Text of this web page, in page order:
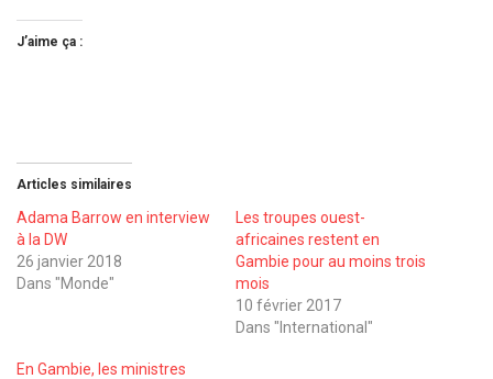
J’aime ça :
Articles similaires
Adama Barrow en interview
à la DW
26 janvier 2018
Dans "Monde"
Les troupes ouest-
africaines restent en
Gambie pour au moins trois
mois
10 février 2017
Dans "International"
En Gambie, les ministres